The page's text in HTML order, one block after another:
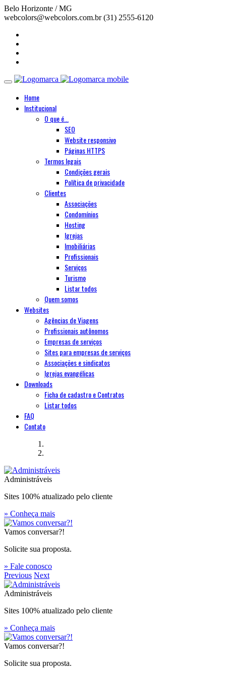
Belo Horizonte / MG
webcolors@webcolors.com.br (31) 2555-6120
Home
Institucional
O que é...
SEO
Website responsivo
Páginas HTTPS
Termos legais
Condições gerais
Política de privacidade
Clientes
Associações
Condomínios
Hosting
Igrejas
Imobiliárias
Profissionais
Serviços
Turismo
Listar todos
Quem somos
Websites
Agências de Viagens
Profissionais autônomos
Empresas de serviços
Sites para empresas de serviços
Associações e sindicatos
Igrejas evangélicas
Downloads
Ficha de cadastro e Contratos
Listar todos
FAQ
Contato
Administráveis
Sites 100% atualizado pelo cliente
» Conheça mais
Vamos conversar?!
Solicite sua proposta.
» Fale conosco
Previous Next
Administráveis
Sites 100% atualizado pelo cliente
» Conheça mais
Vamos conversar?!
Solicite sua proposta.